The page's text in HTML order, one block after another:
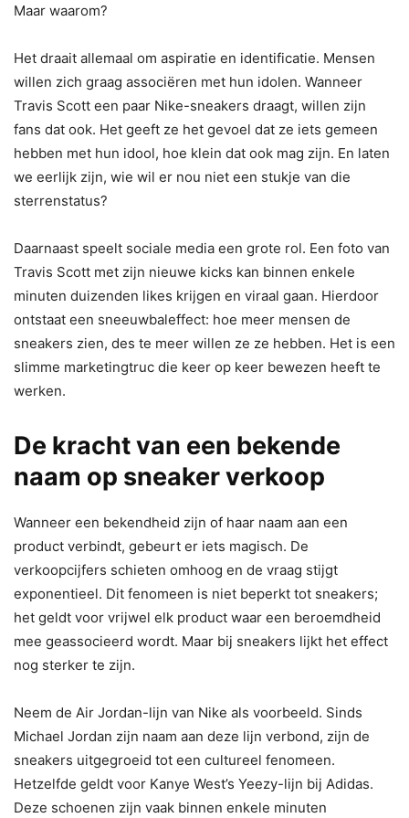
Maar waarom?
Het draait allemaal om aspiratie en identificatie. Mensen
willen zich graag associëren met hun idolen. Wanneer
Travis Scott een paar Nike-sneakers draagt, willen zijn
fans dat ook. Het geeft ze het gevoel dat ze iets gemeen
hebben met hun idool, hoe klein dat ook mag zijn. En laten
we eerlijk zijn, wie wil er nou niet een stukje van die
sterrenstatus?
Daarnaast speelt sociale media een grote rol. Een foto van
Travis Scott met zijn nieuwe kicks kan binnen enkele
minuten duizenden likes krijgen en viraal gaan. Hierdoor
ontstaat een sneeuwbaleffect: hoe meer mensen de
sneakers zien, des te meer willen ze ze hebben. Het is een
slimme marketingtruc die keer op keer bewezen heeft te
werken.
De kracht van een bekende
naam op sneaker verkoop
Wanneer een bekendheid zijn of haar naam aan een
product verbindt, gebeurt er iets magisch. De
verkoopcijfers schieten omhoog en de vraag stijgt
exponentieel. Dit fenomeen is niet beperkt tot sneakers;
het geldt voor vrijwel elk product waar een beroemdheid
mee geassocieerd wordt. Maar bij sneakers lijkt het effect
nog sterker te zijn.
Neem de Air Jordan-lijn van Nike als voorbeeld. Sinds
Michael Jordan zijn naam aan deze lijn verbond, zijn de
sneakers uitgegroeid tot een cultureel fenomeen.
Hetzelfde geldt voor Kanye West’s Yeezy-lijn bij Adidas.
Deze schoenen zijn vaak binnen enkele minuten